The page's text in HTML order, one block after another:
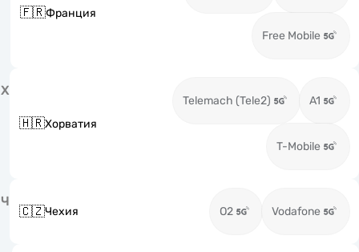
🇫🇷Франция
Free Mobile
Х
🇭🇷Хорватия
Telemach (Tele2) A1
T-Mobile
Ч
🇨🇿Чехия O2 Vodafone